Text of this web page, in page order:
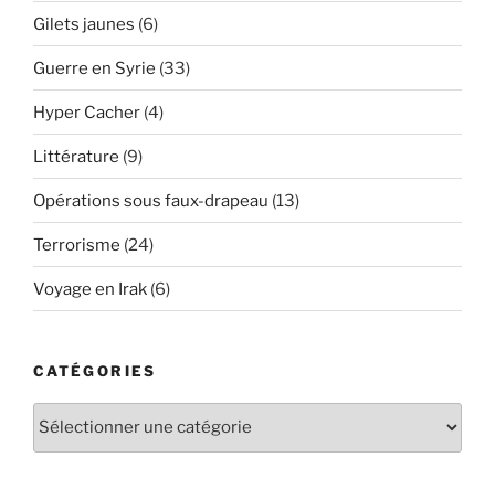
Gilets jaunes (6)
Guerre en Syrie (33)
Hyper Cacher (4)
Littérature (9)
Opérations sous faux-drapeau (13)
Terrorisme (24)
Voyage en Irak (6)
CATÉGORIES
Catégories